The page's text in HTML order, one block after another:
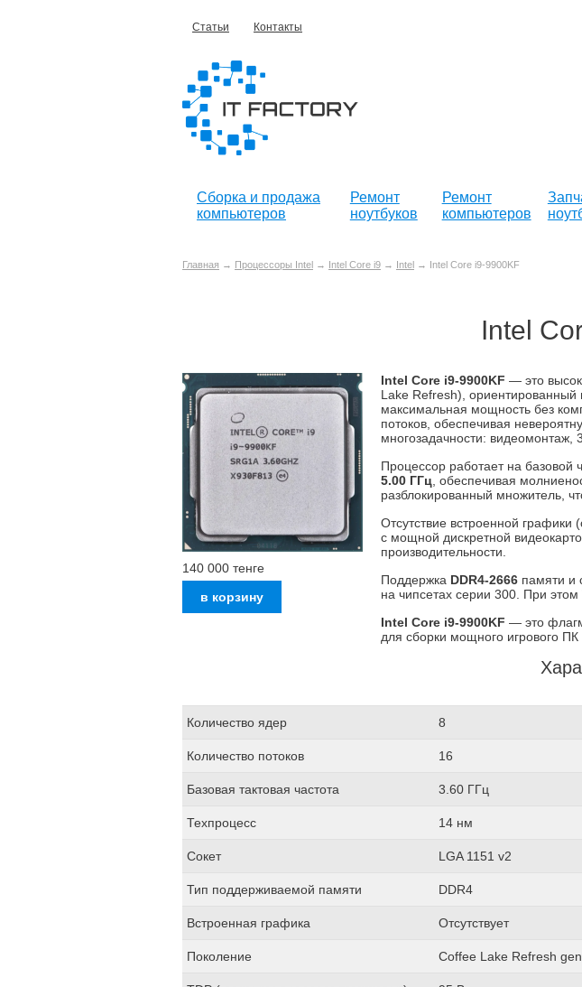
Статьи Контакты
Сборка и продажа
компьютеров
Ремонт
ноутбуков
Ремонт
компьютеров
Главная → Процессоры Intel → Intel Core i9 → Intel → Intel Core i9-9900KF
Intel
140 000 тенге
Intel Core i9-9900KF — это
Lake Refresh), ориентированный
максимальная мощность без
потоков, обеспечивая
многозадачности: видеомонтаж,
Процессор работает на базовой
5.00 ГГц , обеспечивая
разблокированный множитель,
Отсутствие встроенной графики
с мощной дискретной
производительности.
Поддержка DDR4-2666 памяти и
на чипсетах серии 300. При этом
Intel Core i9-9900KF — это
для сборки мощного игрового ПК
Количество ядер 8
Количество потоков 16
Базовая тактовая частота 3.60 ГГц
Техпроцесс 14 нм
Сокет LGA 1151 v2
Тип поддерживаемой памяти DDR4
Встроенная графика Отсутствует
Поколение Coffee Lake Refresh